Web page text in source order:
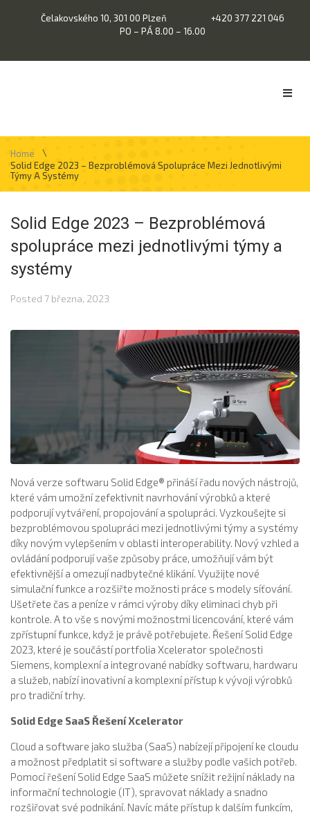
Čelakovského 10, 301 00 Plzeň
+420 377 221 046
PO – PÁ 8.00 – 16.00
Home
\
Solid Edge 2023 – Bezproblémová Spolupráce Mezi Jednotlivými
Týmy A Systémy
Solid Edge 2023 – Bezproblémová
spolupráce mezi jednotlivými týmy a
systémy
Posted 7 března, 2023
Nová verze softwaru Solid Edge® přináší řadu nových nástrojů,
které vám umožní zefektivnit navrhování výrobků a které
podporují vytváření, propojování a spolupráci. Vyzkoušejte si
bezproblémovou spolupráci mezi jednotlivými týmy a systémy
díky novým vylepšením v oblasti interoperability. Nový vzhled a
ovládání podporují vaše způsoby práce, umožňují vám být
efektivnější a omezují nadbytečné klikání. Využijte nové
simulační funkce a rozšiřte možnosti práce s modely síťování.
Ušetřete čas a peníze v rámci výroby díky eliminaci chyb při
kontrole. A to vše s novými možnostmi licencování, které vám
zpřístupní funkce, když je právě potřebujete. Řešení Solid Edge
2023, které je součástí portfolia Xcelerator společnosti
Siemens, komplexní a integrované nabídky softwaru, hardwaru
a služeb, nabízí inovativní a komplexní přístup k vývoji výrobků
pro tradiční trhy.
Solid Edge SaaS Řešení Xcelerator
Cloud a software jako služba (SaaS) nabízejí připojení ke cloudu
a možnost předplatit si software a služby podle vašich potřeb.
Pomocí řešení Solid Edge SaaS můžete snížit režijní náklady na
informační technologie (IT), spravovat náklady a snadno
rozšiřovat své podnikání. Navíc máte přístup k dalším funkcím,